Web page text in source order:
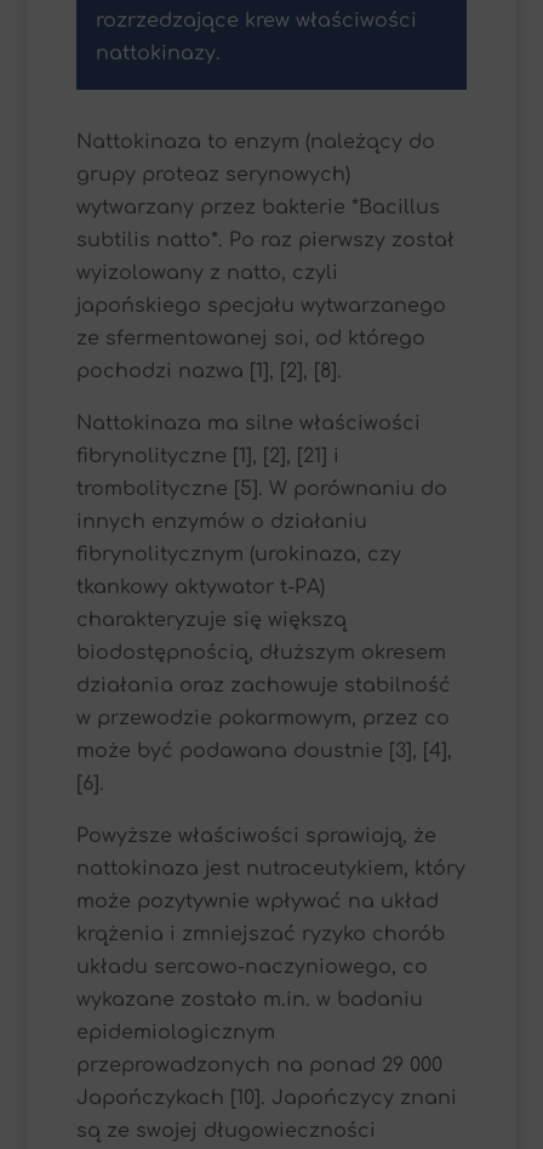
rozrzedzające krew właściwości
nattokinazy.
Nattokinaza to enzym (należący do
grupy proteaz serynowych)
wytwarzany przez bakterie *Bacillus
subtilis natto*. Po raz pierwszy został
wyizolowany z natto, czyli
japońskiego specjału wytwarzanego
ze sfermentowanej soi, od którego
pochodzi nazwa [1], [2], [8].
Nattokinaza ma silne właściwości
fibrynolityczne [1], [2], [21] i
trombolityczne [5]. W porównaniu do
innych enzymów o działaniu
fibrynolitycznym (urokinaza, czy
tkankowy aktywator t-PA)
charakteryzuje się większą
biodostępnością, dłuższym okresem
działania oraz zachowuje stabilność
w przewodzie pokarmowym, przez co
może być podawana doustnie [3], [4],
[6].
Powyższe właściwości sprawiają, że
nattokinaza jest nutraceutykiem, który
może pozytywnie wpływać na układ
krążenia i zmniejszać ryzyko chorób
układu sercowo-naczyniowego, co
wykazane zostało m.in. w badaniu
epidemiologicznym
przeprowadzonych na ponad 29 000
Japończykach [10]. Japończycy znani
są ze swojej długowieczności